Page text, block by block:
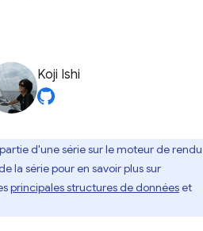
Koji Ishi
d'une série sur le moteur de rendu
la série pour en savoir plus sur
principales structures de donnéeset